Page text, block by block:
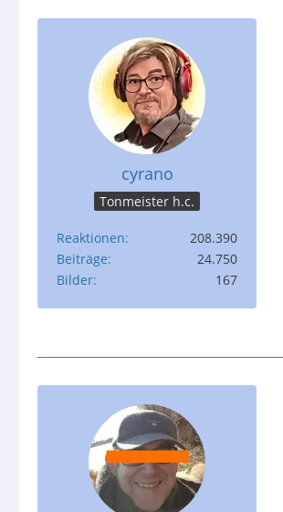
cyrano
Tonmeister h.c.
Reaktionen
208.390
Beiträge
24.750
Bilder
167